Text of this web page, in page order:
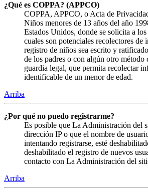
¿Qué es COPPA? (APPCO)
COPPA, APPCO, o Acta de
Niños menores de 13 años del año
Estados Unidos, donde se solicita a
cuales son potenciales recolectores de
registro de niños sea escrito y
de los padres o con algún otro método
guardia legal, que permita recolectar
identificable de un menor de edad.
Arriba
¿Por qué no puedo registrarme?
Es posible que La Administración del
dirección IP o que el nombre de
intentando registrarse, esté
deshabilitado el registro de nuevos
contacto con La Administración del
Arriba